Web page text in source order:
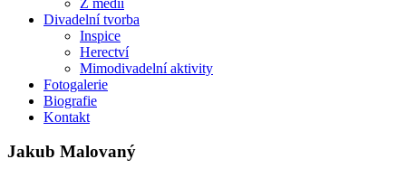
Divadelní tvorba
Inspice
Herectví
Mimodivadelní aktivity
Fotogalerie
Biografie
Kontakt
Jakub Malovaný